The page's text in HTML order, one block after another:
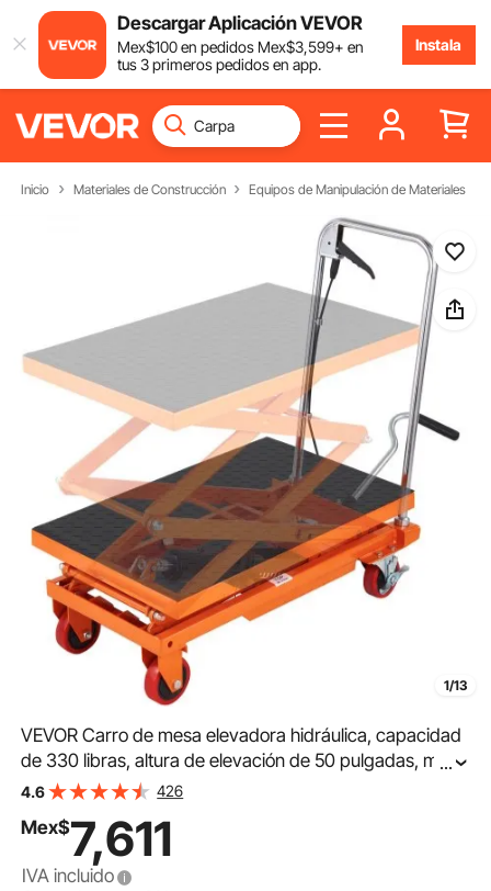
Descargar Aplicación VEVOR
Mex$100en pedidos Mex$3,599+ en
tus 3 primeros pedidos en app.
Instala
Inicio Materiales de Construcción Equipos de Manipulación de Materiales
1/13
VEVOR Carro de mesa elevadora hidráulica, capacidad
de 330 libras, altura de elevación de 50 pulgadas, mesa
elevadora manual de tijera doble con 4 ruedas y
...
4.6 426
Mex$7,611
IVA incluido